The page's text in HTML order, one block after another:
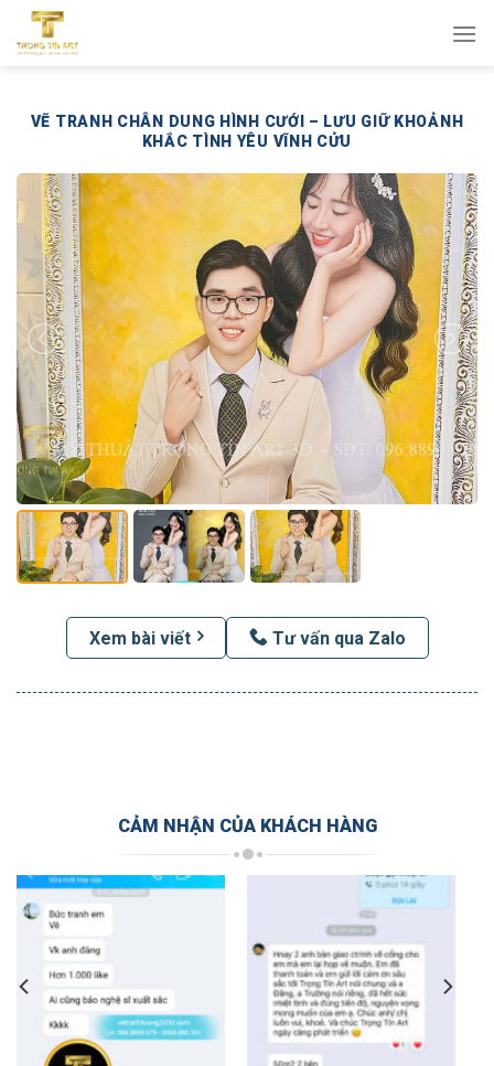
qua
VẼ TRANH CHÂN DUNG HÌNH CƯỚI – LƯU GIỮ KHOẢNH
KHẮC TÌNH YÊU VĨNH CỬU
Xem bài viết Tư vấn qua Zalo
CẢM NHẬN CỦA KHÁCH HÀNG